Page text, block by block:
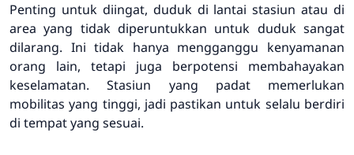
Penting untuk diingat, duduk di lantai stasiun atau di
area yang tidak diperuntukkan untuk duduk sangat
dilarang. Ini tidak hanya mengganggu kenyamanan
orang lain, tetapi juga berpotensi membahayakan
keselamatan. Stasiun yang padat memerlukan
mobilitas yang tinggi, jadi pastikan untuk selalu berdiri
di tempat yang sesuai.